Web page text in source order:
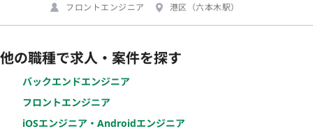
フロントエンジニア
港区（六本木駅）
他の職種で求人・案件を探す
バックエンドエンジニア
フロントエンジニア
iOSエンジニア・Androidエンジニア